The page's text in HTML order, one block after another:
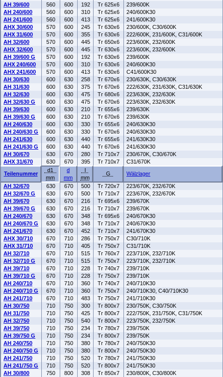
AH 39/600
560 600 192 Tr 625x6
239/600K
AH 240/600
560 600 310 Tr 625x6
240/600K30
AH 241/600
560 600 413 Tr 625x6
241/600K30
AHX 30/600
570 600 245 Tr 630x6
230/600K, C30/600K
AHX 31/600
570 600 355 Tr 630x6
222/600K, 231/600K, C31/600K
AH 32/600
570 600 445 Tr 650x6
223/600K, 232/600K
AHX 32/600
570 600 445 Tr 630x6
223/600K, 232/600K
AH 39/600 G
570 600 192 Tr 630x6
239/600K
AHX 240/600
570 600 310 Tr 630x6
240/600K30
AHX 241/600
570 600 413 Tr 630x6
C41/600K30
AH 30/630
600 630 258 Tr 670x6
230/630K, C30/630K
AH 31/630
600 630 375 Tr 670x6
222/630K, 231/630K, C31/630K
AH 32/630
600 630 475 Tr 680x6
223/630K, 232/630K
AH 32/630 G
600 630 475 Tr 670x6
223/630K, 232/630K
AH 39/630
600 630 210 Tr 655x6
239/630K
AH 39/630 G
600 630 210 Tr 670x6
239/630K
AH 240/630
600 630 330 Tr 655x6
240/630K30
AH 240/630 G
600 630 330 Tr 670x6
240/630K30
AH 241/630
600 630 440 Tr 655x6
241/630K30
AH 241/630 G
600 630 440 Tr 670x6
241/630K30
AH 30/670
630 670 280 Tr 710x7
230/670K, C30/670K
AHX 31/670
630 670 395 Tr 710x7
C31/670K
Teilenummer
d1
mm
d
mm
l
mm
G Wälzlager
AH 32/670 630 670 500 Tr 720x7
223/670K, 232/670K
AH 32/670 G
630 670 500 Tr 710x7
223/670K, 232/670K
AH 39/670
630 670 216 Tr 695x6
239/670K
AH 39/670 G
630 670 216 Tr 710x7
239/670K
AH 240/670
630 670 348 Tr 695x6
240/670K30
AH 240/670 G
630 670 348 Tr 710x7
240/670K30
AH 241/670
630 670 452 Tr 710x7
241/670K30
AHX 30/710
670 710 286 Tr 750x7
C30/710K
AHX 31/710
670 710 405 Tr 750x7
C31/710K
AH 32/710
670 710 515 Tr 760x7
223/710K, 232/710K
AH 32/710 G
670 710 515 Tr 750x7
223/710K, 232/710K
AH 39/710
670 710 228 Tr 740x7
239/710K
AH 39/710 G
670 710 228 Tr 750x7
239/710K
AH 240/710
670 710 360 Tr 740x7
240/710K30
AH 240/710 G
670 710 360 Tr 750x7
240/710K30, C40/710K30
AH 241/710
670 710 483 Tr 750x7
241/710K30
AH 30/750
710 750 300 Tr 800x7
230/750K, C30/750K
AH 31/750
710 750 425 Tr 800x7
222/750K, 231/750K, C31/750K
AH 32/750
710 750 540 Tr 800x7
223/750K, 232/750K
AH 39/750
710 750 234 Tr 780x7
239/750K
AH 39/750 G
710 750 234 Tr 800x7
239/750K
AH 240/750
710 750 380 Tr 780x7
240/750K30
AH 240/750 G
710 750 380 Tr 800x7
240/750K30
AH 241/750
710 750 520 Tr 780x7
241/750K30
AH 241/750 G
710 750 520 Tr 800x7
241/750K30
AH 30/800
750 800 308 Tr 850x7
230/800K, C30/800K